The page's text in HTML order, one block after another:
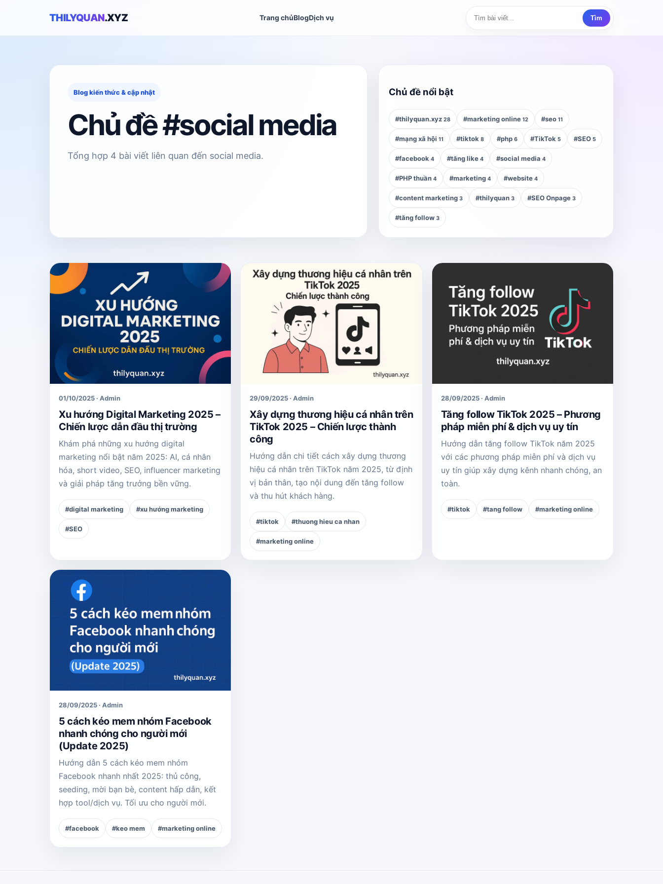
THILYQUAN.XYZ Trang chủBlogDịch vụ Tìm
Blog kiến thức & cập nhật
Chủ đề #social media
Tổng hợp 4 bài viết liên quan đến social media.
Chủ đề nổi bật
#thilyquan.xyz28 #marketing online12 #seo11
#mạng xã hội11 #tiktok8 #php6 #TikTok5 #SEO5
#facebook4 #tăng like4 #social media4
#PHP thuần4 #marketing4 #website4
#content marketing3 #thilyquan3 #SEO Onpage3
#tăng follow3
01/10/2025 · Admin
Xu hướng Digital Marketing 2025 –
Chiến lược dẫn đầu thị trường
Khám phá những xu hướng digital
marketing nổi bật năm 2025: AI, cá nhân
hóa, short video, SEO, influencer marketing
và giải pháp tăng trưởng bền vững.
#digital marketing #xu hướng marketing
#SEO
29/09/2025 · Admin
Xây dựng thương hiệu cá nhân trên
TikTok 2025 – Chiến lược thành
công
Hướng dẫn chi tiết cách xây dựng thương
hiệu cá nhân trên TikTok năm 2025, từ định
vị bản thân, tạo nội dung đến tăng follow
và thu hút khách hàng.
#tiktok #thuong hieu ca nhan
#marketing online
28/09/2025 · Admin
Tăng follow TikTok 2025 – Phương
pháp miễn phí & dịch vụ uy tín
Hướng dẫn tăng follow TikTok năm 2025
với các phương pháp miễn phí và dịch vụ
uy tín giúp xây dựng kênh nhanh chóng, an
toàn.
#tiktok #tang follow #marketing online
28/09/2025 · Admin
5 cách kéo mem nhóm Facebook
nhanh chóng cho người mới
(Update 2025)
Hướng dẫn 5 cách kéo mem nhóm
Facebook nhanh nhất 2025: thủ công,
seeding, mời bạn bè, content hấp dẫn, kết
hợp tool/dịch vụ. Tối ưu cho người mới.
#facebook #keo mem #marketing online